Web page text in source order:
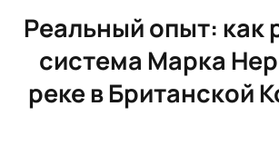
Реальный опыт: как
система Марка
реке в Британской